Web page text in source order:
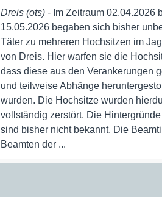
Dreis (ots) - Im Zeitraum 02.04.2026
15.05.2026 begaben sich bisher
Täter zu mehreren Hochsitzen im
von Dreis. Hier warfen sie die
dass diese aus den Verankerungen
und teilweise Abhänge
wurden. Die Hochsitze wurden
vollständig zerstört. Die Hintergründe
sind bisher nicht bekannt. Die
Beamten der ...